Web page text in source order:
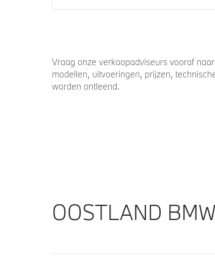
Vraag onze verkoopadviseurs vooraf
modellen, uitvoeringen, prijzen,
worden ontleend.
OOSTLAND BMW